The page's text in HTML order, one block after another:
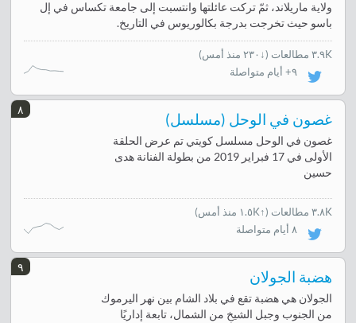
ولاية ماريلاند، ثمّ تركت عائلتها وانتسبت إلى جامعة تكساس في إل
باسو حيث تخرجت بدرجة بكالوريوس في التاريخ.
٣.٩K مطالعات (↓٢٣٠ منذ أمس
)
٩+ أيام متواصلة
٨
غصون في الوحل (مسلسل)
غصون في الوحل مسلسل كويتي تم عرض الحلقة
الأولى في 17 فبراير 2019 من بطولة الفنانة هدى
حسين
٣.٨K مطالعات (↑١.٥K منذ أمس
)
٨ أيام متواصلة
٩
هضبة الجولان
الجولان هي هضبة تقع في بلاد الشام بين نهر اليرموك
من الجنوب وجبل الشيخ من الشمال، تابعة إداريًا